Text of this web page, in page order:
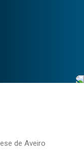
de Aveiro